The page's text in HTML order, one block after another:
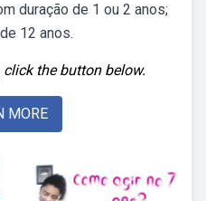
duração de 1 ou 2 anos;
12 anos.
the button below.
MORE